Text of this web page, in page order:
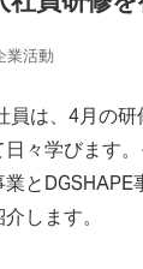
活動
員は、4月の
々学びます
と
します。